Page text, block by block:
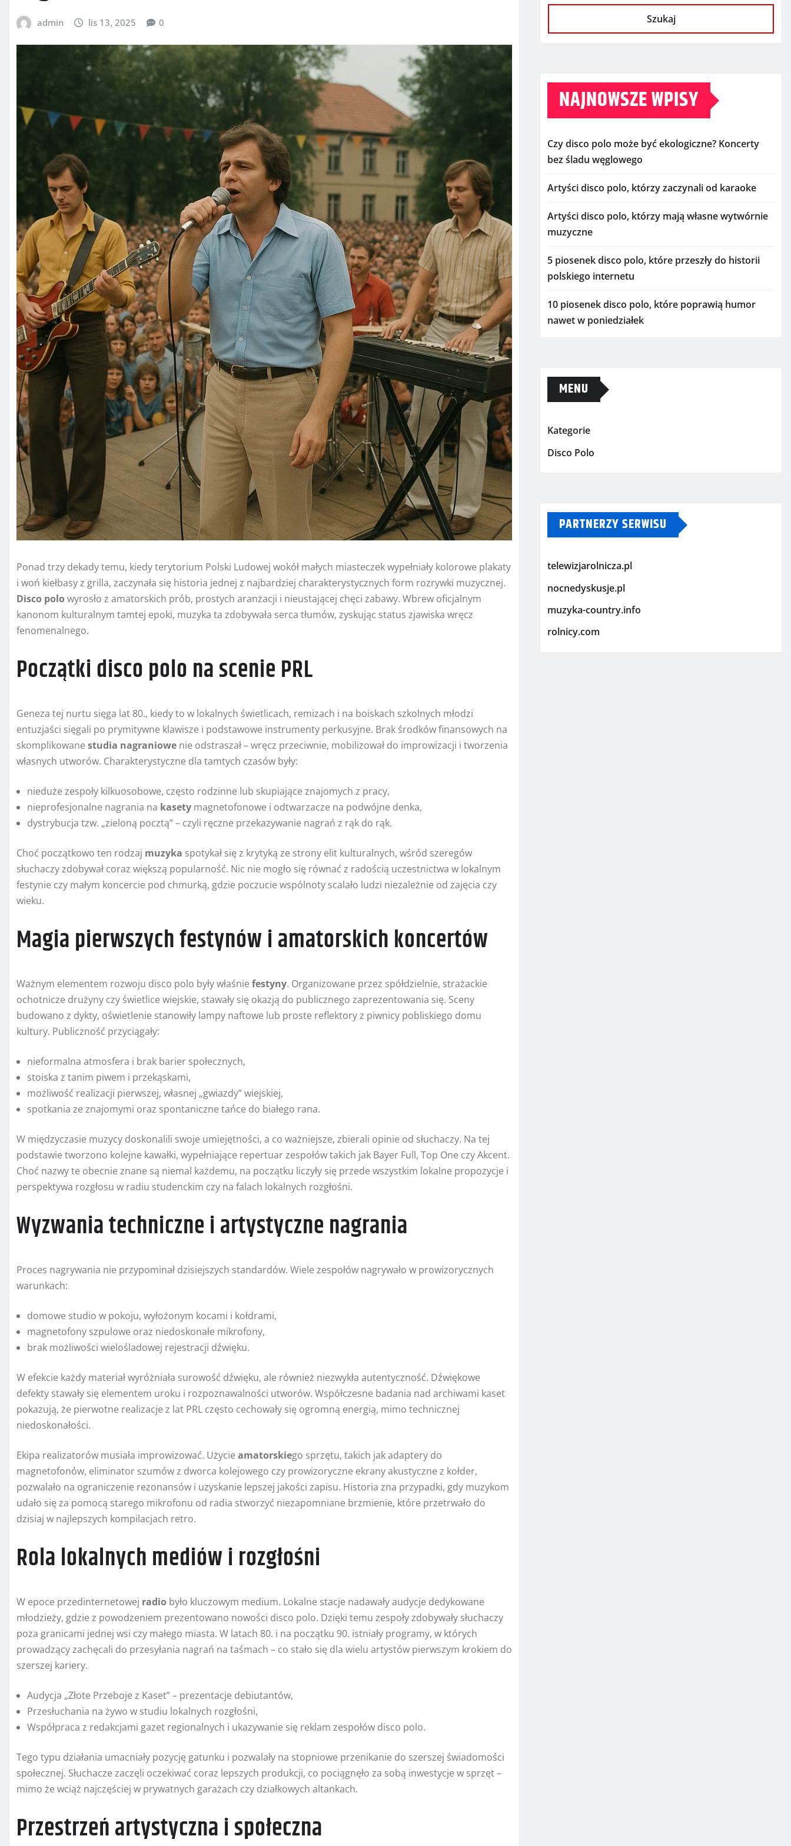
admin lis 13, 2025 0
Ponad trzy dekady temu, kiedy terytorium Polski Ludowej wokół małych miasteczek wypełniały kolorowe plakaty
i woń kiełbasy z grilla, zaczynała się historia jednej z najbardziej charakterystycznych form rozrywki muzycznej.
Disco polo wyrosło z amatorskich prób, prostych aranżacji i nieustającej chęci zabawy. Wbrew oficjalnym
kanonom kulturalnym tamtej epoki, muzyka ta zdobywała serca tłumów, zyskując status zjawiska wręcz
fenomenalnego.
Początki disco polo na scenie PRL
Geneza tej nurtu sięga lat 80., kiedy to w lokalnych świetlicach, remizach i na boiskach szkolnych młodzi
entuzjaści sięgali po prymitywne klawisze i podstawowe instrumenty perkusyjne. Brak środków finansowych na
skomplikowane studia nagraniowe nie odstraszał – wręcz przeciwnie, mobilizował do improwizacji i tworzenia
własnych utworów. Charakterystyczne dla tamtych czasów były:
nieduże zespoły kilkuosobowe, często rodzinne lub skupiające znajomych z pracy,
nieprofesjonalne nagrania na kasety magnetofonowe i odtwarzacze na podwójne denka,
dystrybucja tzw. „zieloną pocztą” – czyli ręczne przekazywanie nagrań z rąk do rąk.
Choć początkowo ten rodzaj muzyka spotykał się z krytyką ze strony elit kulturalnych, wśród szeregów
słuchaczy zdobywał coraz większą popularność. Nic nie mogło się równać z radością uczestnictwa w lokalnym
festynie czy małym koncercie pod chmurką, gdzie poczucie wspólnoty scalało ludzi niezależnie od zajęcia czy
wieku.
Magia pierwszych festynów i amatorskich koncertów
Ważnym elementem rozwoju disco polo były właśnie festyny. Organizowane przez spółdzielnie, strażackie
ochotnicze drużyny czy świetlice wiejskie, stawały się okazją do publicznego zaprezentowania się. Sceny
budowano z dykty, oświetlenie stanowiły lampy naftowe lub proste reflektory z piwnicy pobliskiego domu
kultury. Publiczność przyciągały:
nieformalna atmosfera i brak barier społecznych,
stoiska z tanim piwem i przekąskami,
możliwość realizacji pierwszej, własnej „gwiazdy” wiejskiej,
spotkania ze znajomymi oraz spontaniczne tańce do białego rana.
W międzyczasie muzycy doskonalili swoje umiejętności, a co ważniejsze, zbierali opinie od słuchaczy. Na tej
podstawie tworzono kolejne kawałki, wypełniające repertuar zespołów takich jak Bayer Full, Top One czy Akcent.
Choć nazwy te obecnie znane są niemal każdemu, na początku liczyły się przede wszystkim lokalne propozycje i
perspektywa rozgłosu w radiu studenckim czy na falach lokalnych rozgłośni.
Wyzwania techniczne i artystyczne nagrania
Proces nagrywania nie przypominał dzisiejszych standardów. Wiele zespołów nagrywało w prowizorycznych
warunkach:
domowe studio w pokoju, wyłożonym kocami i kołdrami,
magnetofony szpulowe oraz niedoskonałe mikrofony,
brak możliwości wielośladowej rejestracji dźwięku.
W efekcie każdy materiał wyróżniała surowość dźwięku, ale również niezwykła autentyczność. Dźwiękowe
defekty stawały się elementem uroku i rozpoznawalności utworów. Współczesne badania nad archiwami kaset
pokazują, że pierwotne realizacje z lat PRL często cechowały się ogromną energią, mimo technicznej
niedoskonałości.
Ekipa realizatorów musiała improwizować. Użycie amatorskiego sprzętu, takich jak adaptery do
magnetofonów, eliminator szumów z dworca kolejowego czy prowizoryczne ekrany akustyczne z kołder,
pozwalało na ograniczenie rezonansów i uzyskanie lepszej jakości zapisu. Historia zna przypadki, gdy muzykom
udało się za pomocą starego mikrofonu od radia stworzyć niezapomniane brzmienie, które przetrwało do
dzisiaj w najlepszych kompilacjach retro.
Rola lokalnych mediów i rozgłośni
W epoce przedinternetowej radio było kluczowym medium. Lokalne stacje nadawały audycje dedykowane
młodzieży, gdzie z powodzeniem prezentowano nowości disco polo. Dzięki temu zespoły zdobywały słuchaczy
poza granicami jednej wsi czy małego miasta. W latach 80. i na początku 90. istniały programy, w których
prowadzący zachęcali do przesyłania nagrań na taśmach – co stało się dla wielu artystów pierwszym krokiem do
szerszej kariery.
Audycja „Złote Przeboje z Kaset” – prezentacje debiutantów,
Przesłuchania na żywo w studiu lokalnych rozgłośni,
Współpraca z redakcjami gazet regionalnych i ukazywanie się reklam zespołów disco polo.
Tego typu działania umacniały pozycję gatunku i pozwalały na stopniowe przenikanie do szerszej świadomości
społecznej. Słuchacze zaczęli oczekiwać coraz lepszych produkcji, co pociągnęło za sobą inwestycje w sprzęt –
mimo że wciąż najczęściej w prywatnych garażach czy działkowych altankach.
Przestrzeń artystyczna i społeczna
Szukaj
NAJNOWSZE WPISY
Czy disco polo może być ekologiczne? Koncerty
bez śladu węglowego
Artyści disco polo, którzy zaczynali od karaoke
Artyści disco polo, którzy mają własne wytwórnie
muzyczne
5 piosenek disco polo, które przeszły do historii
polskiego internetu
10 piosenek disco polo, które poprawią humor
nawet w poniedziałek
MENU
Kategorie
Disco Polo
PARTNERZY SERWISU
telewizjarolnicza.pl
nocnedyskusje.pl
muzyka-country.info
rolnicy.com